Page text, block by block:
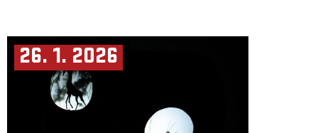
26. 1. 2026